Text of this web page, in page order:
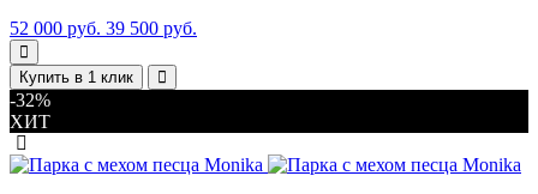
52 000 руб. 39 500 руб.
Купить в 1 клик
-32%
ХИТ